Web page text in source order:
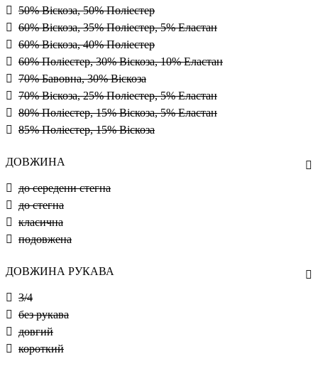
50% Віскоза, 50% Поліестер
60% Віскоза, 35% Поліестер, 5% Еластан
60% Віскоза, 40% Поліестер
60% Поліестер, 30% Віскоза, 10% Еластан
70% Бавовна, 30% Віскоза
70% Віскоза, 25% Поліестер, 5% Еластан
80% Поліестер, 15% Віскоза, 5% Еластан
85% Поліестер, 15% Віскоза
ДОВЖИНА
до середени стегна
до стегна
класична
подовжена
ДОВЖИНА РУКАВА
3/4
без рукава
довгий
короткий